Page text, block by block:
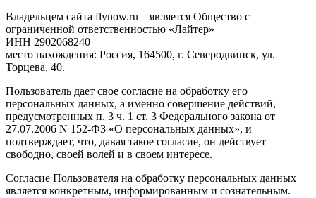
Владельцем сайта flynow.ru – является Общество с
ограниченной ответственностью «Лайтер»
ИНН 2902068240
место нахождения: Россия, 164500, г. Северодвинск, ул.
Торцева, 40.
Пользователь дает свое согласие на обработку его
персональных данных, а именно совершение действий,
предусмотренных п. 3 ч. 1 ст. 3 Федерального закона от
27.07.2006 N 152-ФЗ «О персональных данных», и
подтверждает, что, давая такое согласие, он действует
свободно, своей волей и в своем интересе.
Согласие Пользователя на обработку персональных данных
является конкретным, информированным и сознательным.